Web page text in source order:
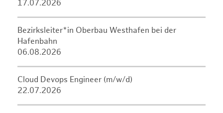
17.07.2026
Bezirksleiter*in Oberbau Westhafen bei der
Hafenbahn
06.08.2026
Cloud Devops Engineer (m/w/d)
22.07.2026